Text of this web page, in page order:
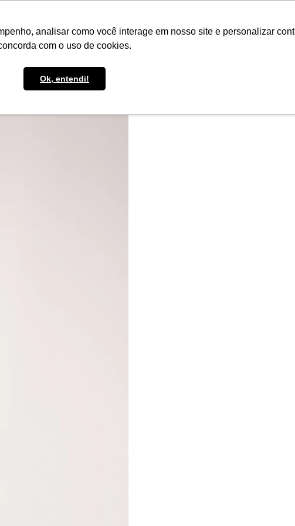
analisar como você interage em nosso site e personalizar
com o uso de cookies.
Ok, entendi!